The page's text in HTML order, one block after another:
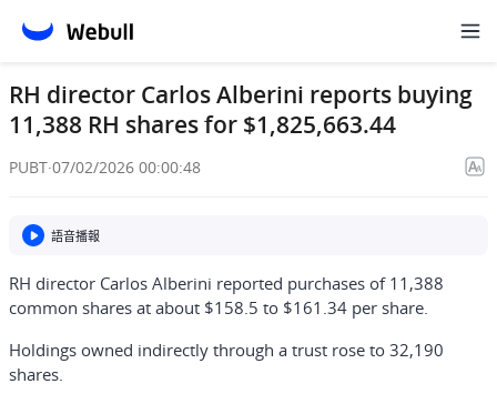
RH director Carlos Alberini reports buying
11,388 RH shares for $1,825,663.44
PUBT·07/02/2026 00:00:48
語音播報
RH director Carlos Alberini reported purchases of 11,388
common shares at about $158.5 to $161.34 per share.
Holdings owned indirectly through a trust rose to 32,190
shares.